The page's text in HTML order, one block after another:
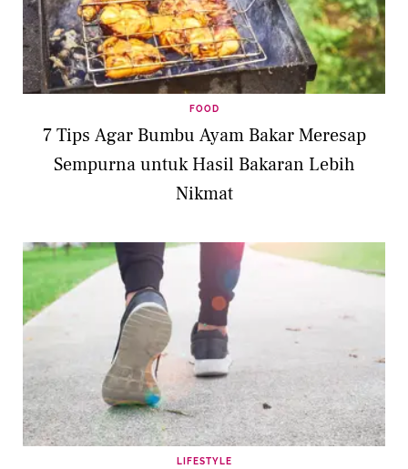
FOOD
7 Tips Agar Bumbu Ayam Bakar Meresap
Sempurna untuk Hasil Bakaran Lebih
Nikmat
LIFESTYLE